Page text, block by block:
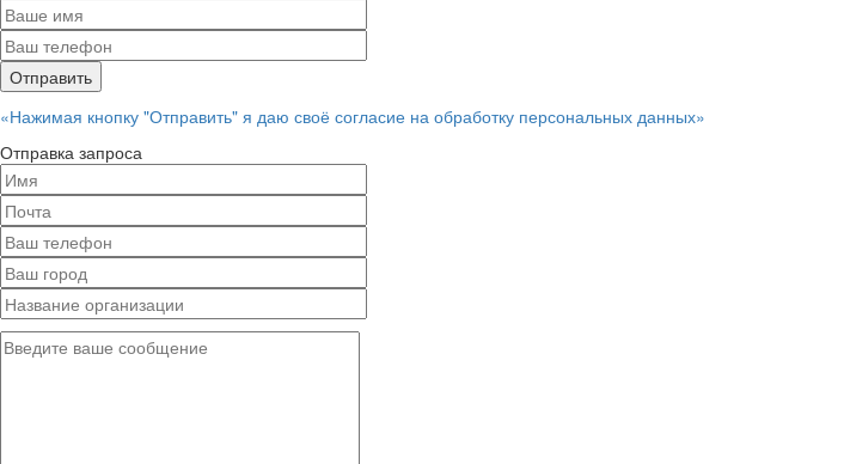
«Нажимая кнопку "Отправить" я даю своё согласие на обработку персональных данных»
Отправка запроса